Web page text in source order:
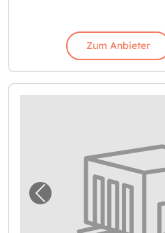
Zum Anbieter
Vorheriges Bild für